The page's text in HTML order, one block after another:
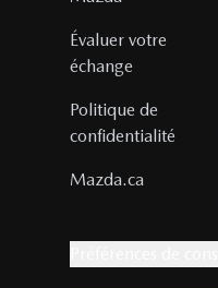
Évaluer votre
échange
Politique de
confidentialité
Mazda.ca